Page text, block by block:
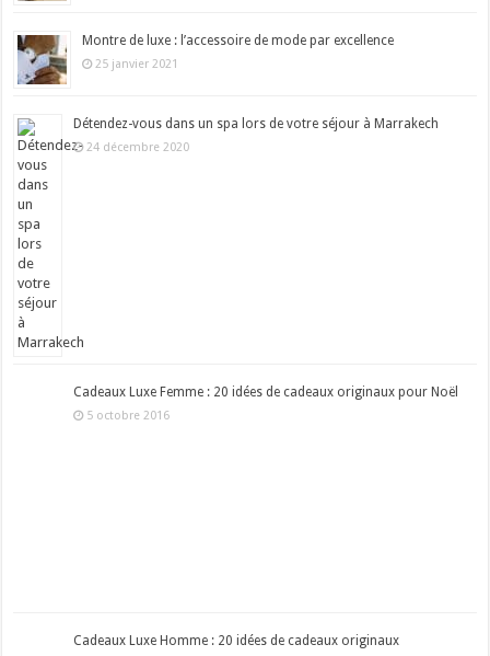
Montre de luxe : l’accessoire de mode par excellence
25 janvier 2021
Détendez-vous dans un spa lors de votre séjour à Marrakech
24 décembre 2020
Cadeaux Luxe Femme : 20 idées de cadeaux originaux pour Noël
5 octobre 2016
Cadeaux Luxe Homme : 20 idées de cadeaux originaux